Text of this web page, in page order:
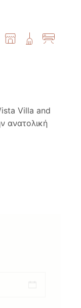
Villa and
ανατολική